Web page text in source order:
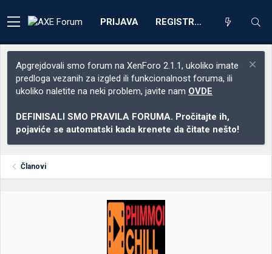
PRIJAVA REGISTRACIJA
Apgrejdovali smo forum na XenForo 2.1.1, ukoliko imate
predloga vezanih za izgled ili funkcionalnost foruma, ili
ukoliko naletite na neki problem, javite nam OVDE
DEFINISALI SMO PRAVILA FORUMA. Pročitajte ih,
pojaviće se automatski kada krenete da čitate nešto!
Članovi